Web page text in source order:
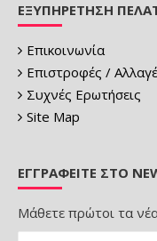
ΕΞΥΠΗΡΈΤΗΣΗ
Επικοινωνία
Επιστροφές /
Συχνές Ερωτήσεις
Site Map
ΕΓΓΡΑΦΕΊΤΕ ΣΤΟ
Μάθετε πρώτοι τα